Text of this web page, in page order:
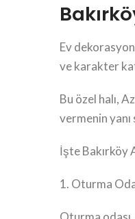
Ev
ve karakter
Bu özel halı,
vermenin
İşte Bakırköy
1. Oturma